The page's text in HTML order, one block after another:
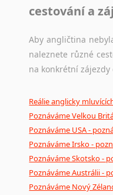
cestování a
Aby angličtina
naleznete různé
na konkrétní
Reálie anglicky
Poznáváme Velkou
Poznáváme USA -
Poznáváme Irsko -
Poznáváme Skotsko -
Poznáváme Austrálii -
Poznáváme Nový